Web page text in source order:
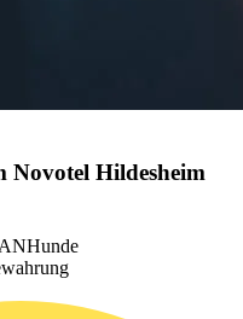
Novotel Hildesheim
Hunde